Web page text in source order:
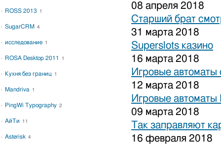
08 апреля 2018
Старший брат
31 марта 2018
Superslots казино
16 марта 2018
Игровые автоматы
12 марта 2018
Игровые автоматы
09 марта 2018
Так заправляют
16 февраля 2018
ROSS 2013 1
SugarCRM 4
исследование 1
ROSA Desktop 2011 1
Кухня без границ 1
Mandriva 1
PingWi Typography 2
АйТи 11
Asterisk 4